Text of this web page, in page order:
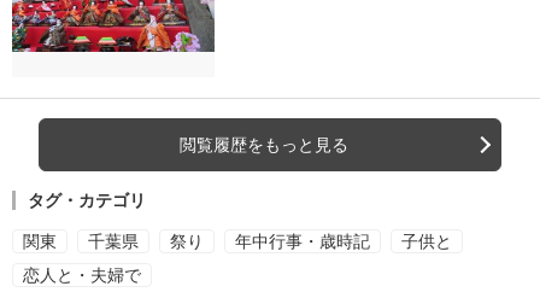
閲覧履歴をもっと見る
タグ・カテゴリ
関東 千葉県 祭り 年中行事・歳時記
子供と
恋人と・夫婦で